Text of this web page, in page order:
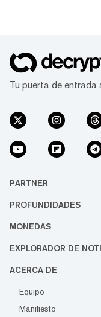
Tu puerta de entrada
PARTNER
PROFUNDIDADES
MONEDAS
EXPLORADOR DE
ACERCA DE
Equipo
Manifiesto